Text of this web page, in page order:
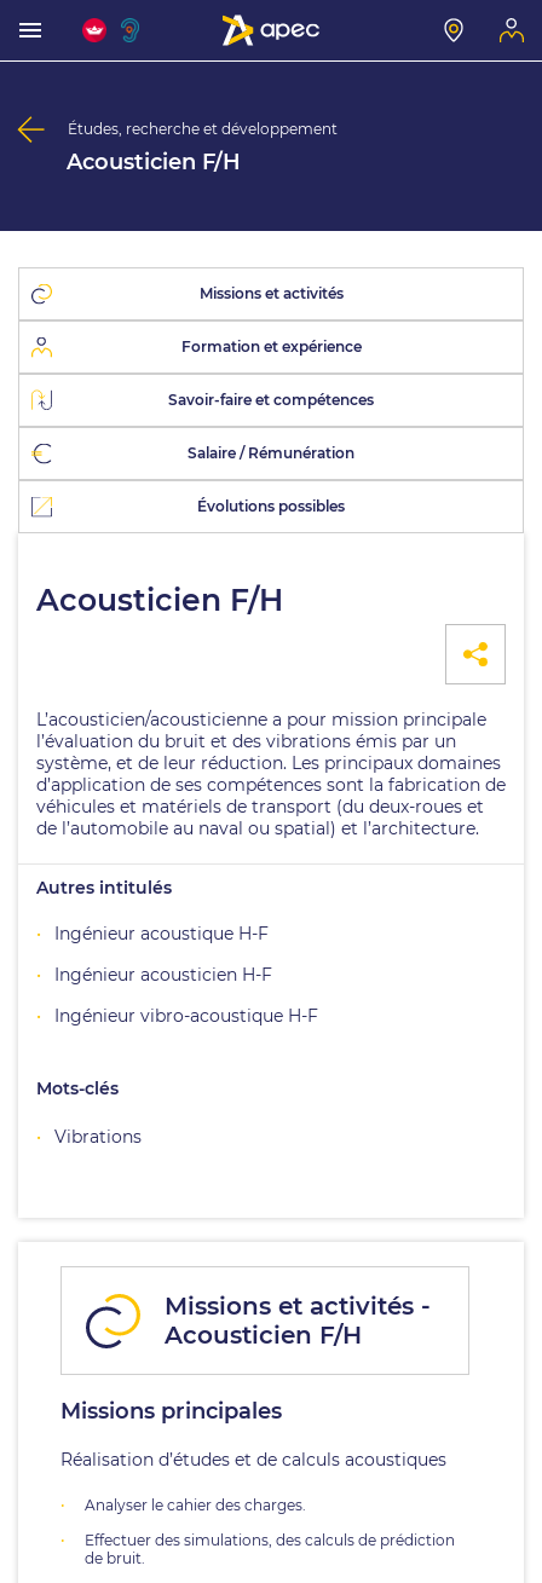
Études, recherche et développement
Acousticien F/H
Missions et activités
Formation et expérience
Savoir-faire et compétences
Salaire / Rémunération
Évolutions possibles
Acousticien F/H
L’acousticien/acousticienne a pour mission principale
l’évaluation du bruit et des vibrations émis par un
système, et de leur réduction. Les principaux domaines
d’application de ses compétences sont la fabrication de
véhicules et matériels de transport (du deux-roues et
de l’automobile au naval ou spatial) et l’architecture.
Autres intitulés
Ingénieur acoustique H-F
Ingénieur acousticien H-F
Ingénieur vibro-acoustique H-F
Mots-clés
Vibrations
Missions et activités -
Acousticien F/H
Missions principales
Réalisation d’études et de calculs acoustiques
Analyser le cahier des charges.
Effectuer des simulations, des calculs de prédiction
de bruit.